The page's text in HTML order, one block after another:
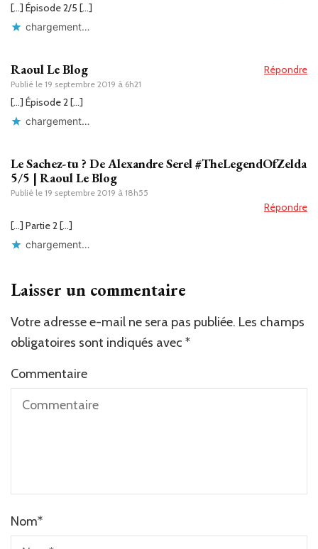
[…] Épisode 2/5 […]
chargement…
Raoul Le Blog
Publié le 19 septembre 2019 à 6h21
Répondre
[…] Épisode 2 […]
chargement…
Le Sachez-tu ? De Alexandre Serel #TheLegendOfZelda
5/5 | Raoul Le Blog
Publié le 19 septembre 2019 à 18h55
Répondre
[…] Partie 2 […]
chargement…
Laisser un commentaire
Votre adresse e-mail ne sera pas publiée. Les champs
obligatoires sont indiqués avec *
Commentaire
Nom*